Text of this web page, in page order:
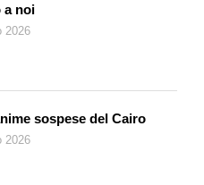
a noi
2026
sospese del Cairo
2026